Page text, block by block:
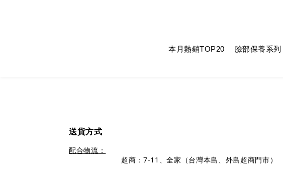
本月熱銷TOP20 臉部保養系列
送貨方式
配合物流：
超商：7-11、全家（台灣本島、外島超商門市）